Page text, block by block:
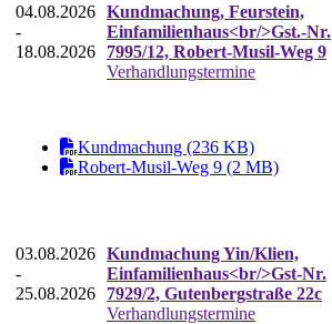
04.08.2026
-
18.08.2026
Kundmachung, Feurstein,
Einfamilienhaus<br/>Gst.-Nr.
7995/12, Robert-Musil-Weg 9
Verhandlungstermine
Kundmachung (236 KB)
Robert-Musil-Weg 9 (2 MB)
03.08.2026
-
25.08.2026
Kundmachung Yin/Klien,
Einfamilienhaus<br/>Gst-Nr.
7929/2, Gutenbergstraße 22c
Verhandlungstermine